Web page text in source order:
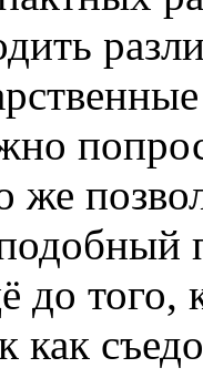
же
до того,
как